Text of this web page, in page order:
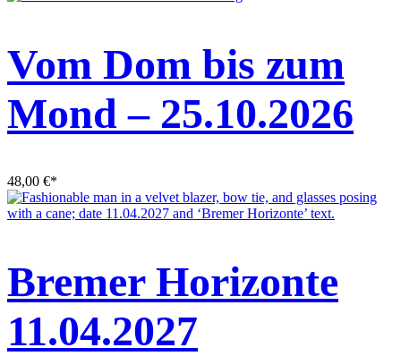
Vom Dom bis zum
Mond – 25.10.2026
48,00 €*
Bremer Horizonte
11.04.2027